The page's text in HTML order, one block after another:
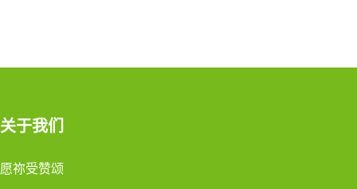
关于我们
愿祢受赞颂